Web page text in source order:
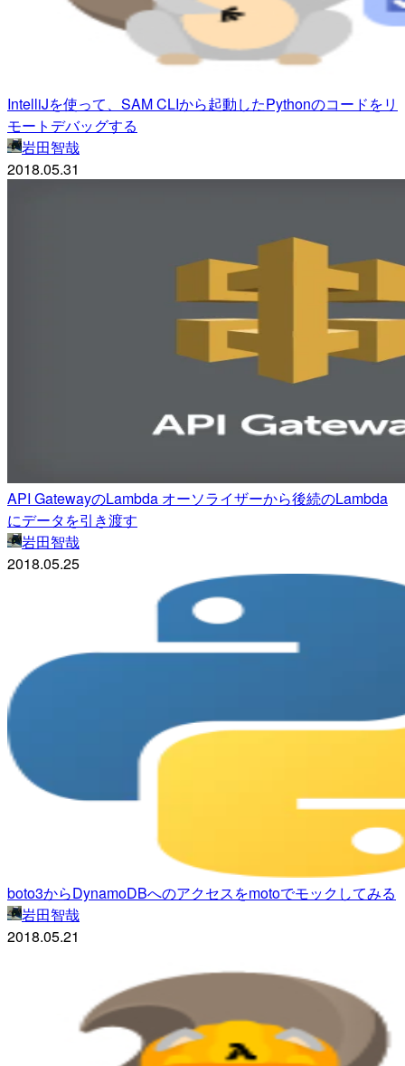
IntelliJを使って、SAM CLIから起動したPythonのコードをリ
モートデバッグする
岩田智哉
2018.05.31
API GatewayのLambda オーソライザーから後続のLambda
にデータを引き渡す
岩田智哉
2018.05.25
boto3からDynamoDBへのアクセスをmotoでモックしてみる
岩田智哉
2018.05.21